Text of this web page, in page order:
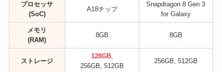
プロセッサ
(SoC)
A18チップ
Snapdragon 8 Gen 3
for Galaxy
メモリ
(RAM)
8GB 8GB
ストレージ
128GB,
256GB, 512GB
256GB, 512GB